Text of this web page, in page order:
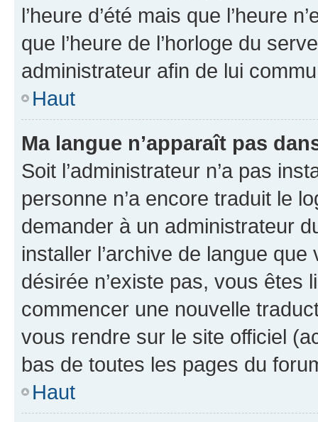
l’heure d’été mais que l’heure
que l’heure de l’horloge du
administrateur afin de lui
Haut
Ma langue n’apparaît pas
Soit l’administrateur n’a pas
personne n’a encore traduit le
demander à un administrateur
installer l’archive de langue
désirée n’existe pas, vous êtes
commencer une nouvelle
vous rendre sur le site officiel
bas de toutes les pages du
Haut